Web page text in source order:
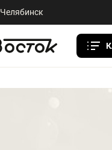
Челябинск